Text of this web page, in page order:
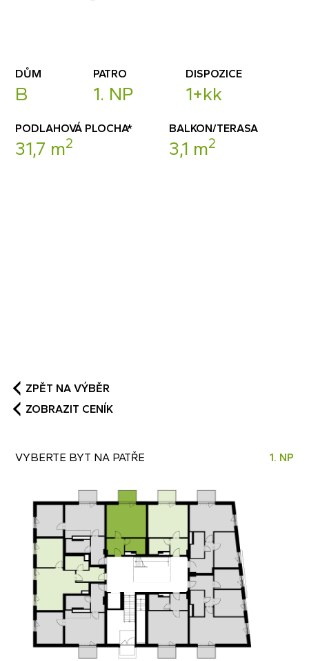
DŮM
B
PATRO
1. NP
DISPOZICE
1+kk
PODLAHOVÁ PLOCHA*
31,7 m2
BALKON/TERASA
3,1 m2
ZPĚT NA VÝBĚR
ZOBRAZIT CENÍK
VYBERTE BYT NA PATŘE 1. NP